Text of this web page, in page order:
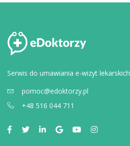
Serwis do umawiania e-wizyt lekarskich
pomoc@edoktorzy.pl
+48 516 044 711